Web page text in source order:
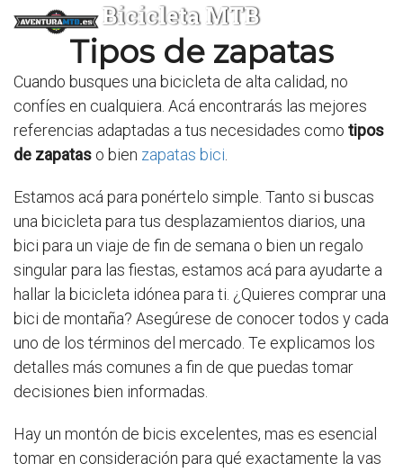
Bicicleta MTB
Tipos de zapatas
Cuando busques una bicicleta de alta calidad, no
confíes en cualquiera. Acá encontrarás las mejores
referencias adaptadas a tus necesidades como tipos
de zapatas o bien zapatas bici
Estamos acá para ponértelo simple. Tanto si buscas
una bicicleta para tus desplazamientos diarios, una
bici para un viaje de fin de semana o bien un regalo
singular para las fiestas, estamos acá para ayudarte a
hallar la bicicleta idónea para ti. ¿Quieres comprar una
bici de montaña? Asegúrese de conocer todos y cada
uno de los términos del mercado. Te explicamos los
detalles más comunes a fin de que puedas tomar
decisiones bien informadas.
Hay un montón de bicis excelentes, mas es esencial
tomar en consideración para qué exactamente la vas